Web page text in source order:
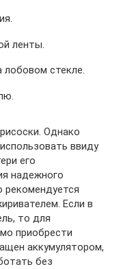
ленты.
лобовом стекле.
Однако
ввиду
его
надежного
рекомендуется
Если в
то для
приобрести
аккумулятором,
без